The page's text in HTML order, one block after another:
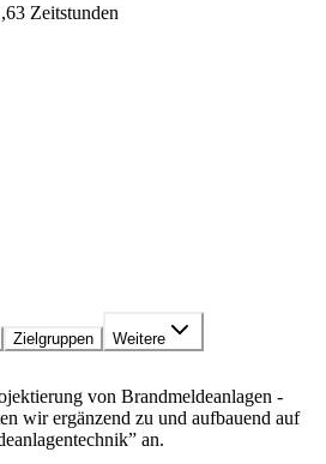
Zeitstunden
Zielgruppen Weitere
von Brandmeldeanlagen -
wir ergänzend zu und aufbauend auf
an.